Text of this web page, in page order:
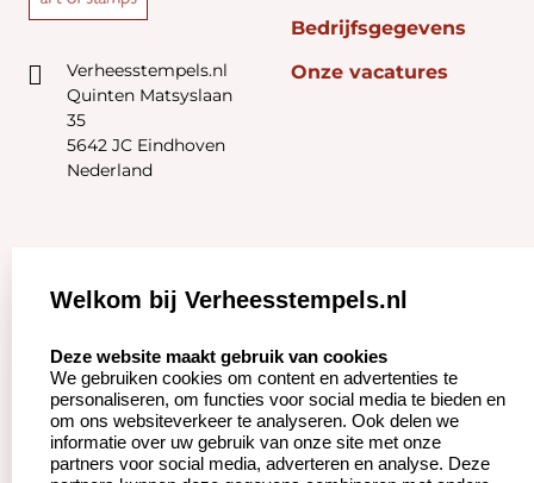
Verheesstempels.nl
Quinten Matsyslaan
35
5642 JC Eindhoven
Nederland
Bedrijfsgegevens
Onze vacatures
Zakelijk:
Betaling &
Verzending
Wederverkoper
worden
Klantenservice:
Veel gestelde vragen
Herroepingsrecht
Retourneren
Welkom bij Verheesstempels.nl
Deze website maakt gebruik van cookies
We gebruiken cookies om content en advertenties te
personaliseren, om functies voor social media te bieden en
om ons websiteverkeer te analyseren. Ook delen we
informatie over uw gebruik van onze site met onze
partners voor social media, adverteren en analyse. Deze